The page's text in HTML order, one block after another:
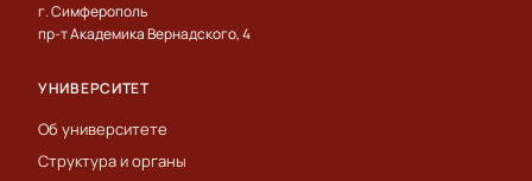
г. Симферополь
пр-т Академика Вернадского, 4
УНИВЕРСИТЕТ
Об университете
Структура и органы